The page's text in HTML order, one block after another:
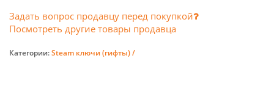
Задать вопрос продавцу перед покупкой
Посмотреть другие товары продавца
Категории:Steam ключи (гифты) /